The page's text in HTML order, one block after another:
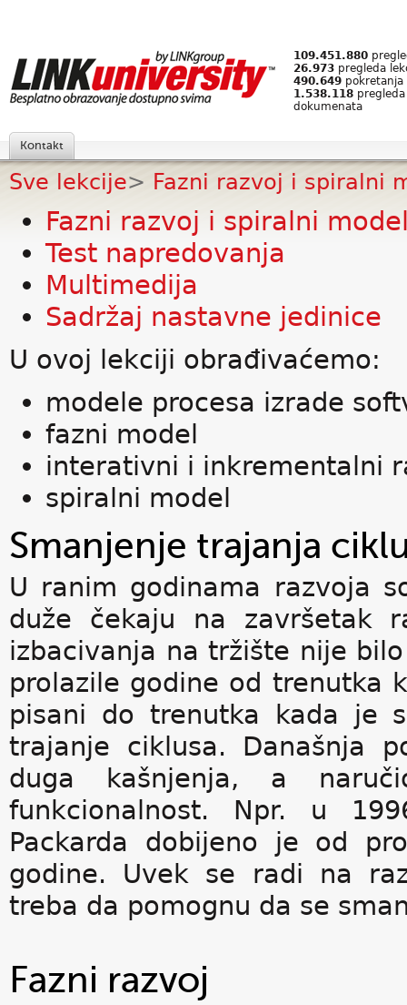
109.451.880
26.973 pregleda
490.649 pokretanja
1.538.118
dokumenata
Kontakt
Sve lekcije> Fazni razvoj i spiralni
Fazni razvoj i spiralni
Test napredovanja
Multimedija
Sadržaj nastavne jedinice
U ovoj lekciji obrađivaćemo:
modele procesa izrade
fazni model
interativni i inkrementalni
spiralni model
Smanjenje trajanja
U ranim godinama razvoja
duže čekaju na završetak
izbacivanja na tržište nije
prolazile godine od trenutka
pisani do trenutka kada je
trajanje ciklusa. Današnja
duga kašnjenja, a
funkcionalnost. Npr. u
Packarda dobijeno je od
godine. Uvek se radi na
treba da pomognu da se
Fazni razvoj